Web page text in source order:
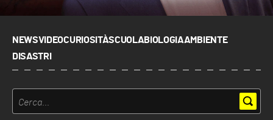
NEWSVIDEOCURIOSITÀSCUOLABIOLOGIAAMBIENTE
DISASTRI